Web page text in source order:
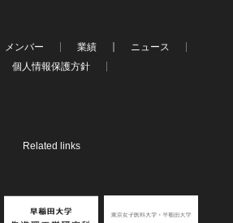
メンバー 業績
ニュース
個人情報保護方針
Related links